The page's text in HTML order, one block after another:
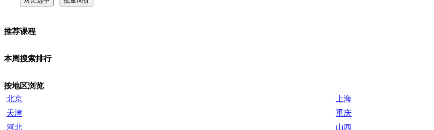
推荐课程
本周搜索排行
按地区浏览
北京
上海
天津
重庆
河北
山西